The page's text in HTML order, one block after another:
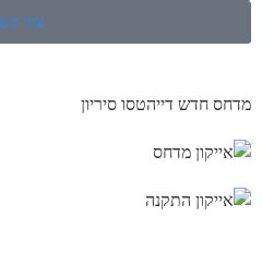
צור קשר
מדחס חדש דייהטסו סיריון